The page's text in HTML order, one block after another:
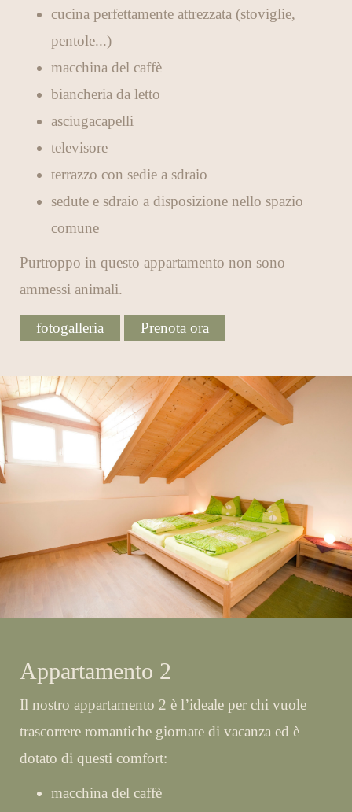
cucina perfettamente attrezzata (stoviglie,
pentole...)
macchina del caffè
biancheria da letto
asciugacapelli
televisore
terrazzo con sedie a sdraio
sedute e sdraio a disposizione nello spazio
comune
Purtroppo in questo appartamento non sono
ammessi animali.
fotogalleria Prenota ora
Appartamento 2
Il nostro appartamento 2 è l’ideale per chi vuole
trascorrere romantiche giornate di vacanza ed è
dotato di questi comfort:
macchina del caffè